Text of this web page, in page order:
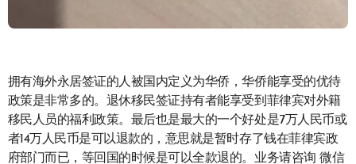
拥有海外永居签证的人被国内定义为华侨，华侨能享受的优待
政策是非常多的。退休移民签证持有者能享受到菲律宾对外籍
移民人员的福利政策。最后也是最大的一个好处是7万人民币或
者14万人民币是可以退款的，意思就是暂时存了钱在菲律宾政
府部门而已，等回国的时候是可以全款退的。业务请咨询 微信